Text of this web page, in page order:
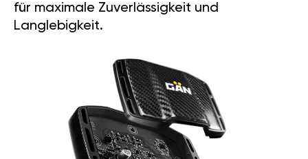
für maximale Zuverlässigkeit und
Langlebigkeit.